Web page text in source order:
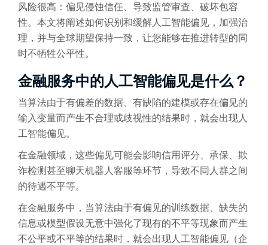
风险很高：偏见侵蚀信任、导致监管审查、破坏包容
性。本文将阐述如何识别和缓解人工智能偏见，加强治
理，并与全球期望保持一致，让您能够在推进转型的同
时不牺牲公平性。
金融服务中的人工智能偏见是什么？
当算法由于有偏差的数据、有缺陷的建模或存在偏见的
输入变量而产生不合理或歧视性的结果时，就会出现人
工智能偏见。
在金融领域，这些偏见可能会影响信用评分、承保、欺
诈检测甚至聊天机器人客服等环节，导致不同人群之间
的待遇不平等。
在金融服务中，当算法由于有偏见的训练数据、缺失的
信息或模型假设无意中强化了现有的不平等现象而产生
不公平或不平等的结果时，就会出现人工智能偏见（企